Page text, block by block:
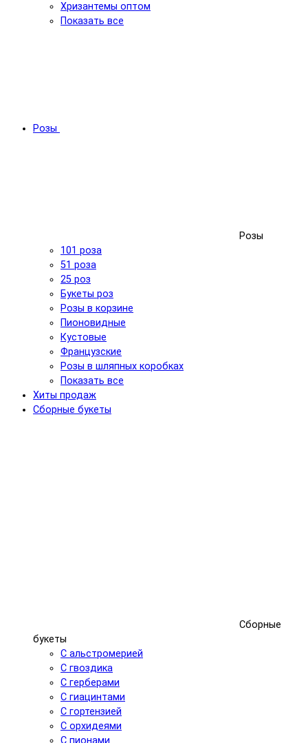
Хризантемы оптом
Показать все
Розы
Розы
101 роза
51 роза
25 роз
Букеты роз
Розы в корзине
Пионовидные
Кустовые
Французские
Розы в шляпных коробках
Показать все
Хиты продаж
Сборные букеты
Сборные
букеты
С альстромерией
С гвоздика
С герберами
С гиацинтами
С гортензией
С орхидеями